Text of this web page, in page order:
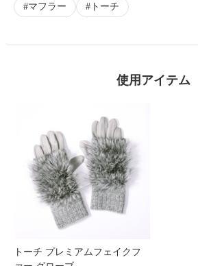
マフラー
トーチ
使用アイテム
トーチ プレミアムフェイクフ